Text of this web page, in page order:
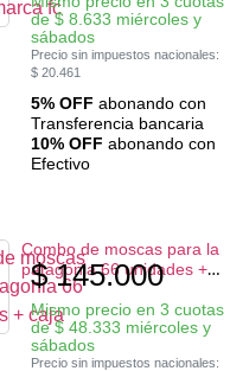
de$8.633 miércoles y
sábados
Precio sin impuestos nacionales:
$20.461
5% OFF abonando con
Transferencia bancaria
10% OFF abonando con
Efectivo
Combo de moscas para la
patagonia 66 unidades +
Caja
$145.000
Mismo precio en 3 cuotas
de$48.333 miércoles y
sábados
Precio sin impuestos nacionales: